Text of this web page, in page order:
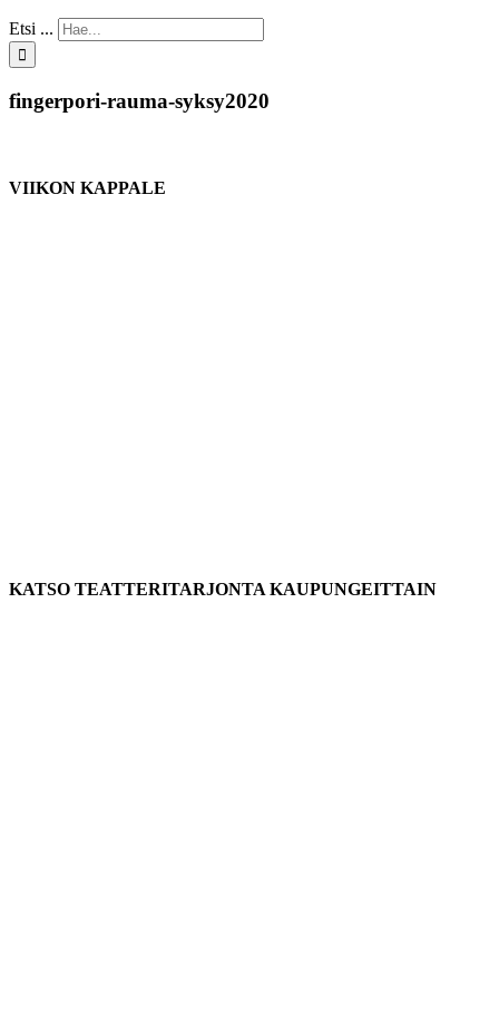
Etsi ...
fingerpori-rauma-syksy2020
VIIKON KAPPALE
KATSO TEATTERITARJONTA KAUPUNGEITTAIN